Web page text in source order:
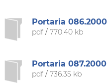
Portaria 086.2000
pdf/ 770.40 kb
Portaria 087.2000
pdf/ 736.35 kb